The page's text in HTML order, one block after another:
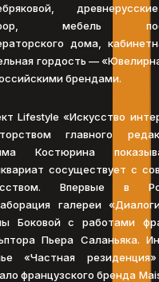
мебель
дома,
гордость —
брендами.
Lifestyle «Искусство
главного
Костюрина
сосуществует с
Впервые в
галереи
Боковой с работами
Пьера Саланьяка.
«Частная
французского бренда